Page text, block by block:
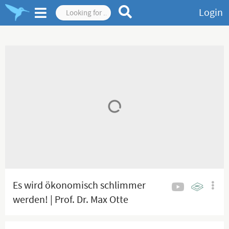
Login
Es wird ökonomisch schlimmer
werden! | Prof. Dr. Max Otte